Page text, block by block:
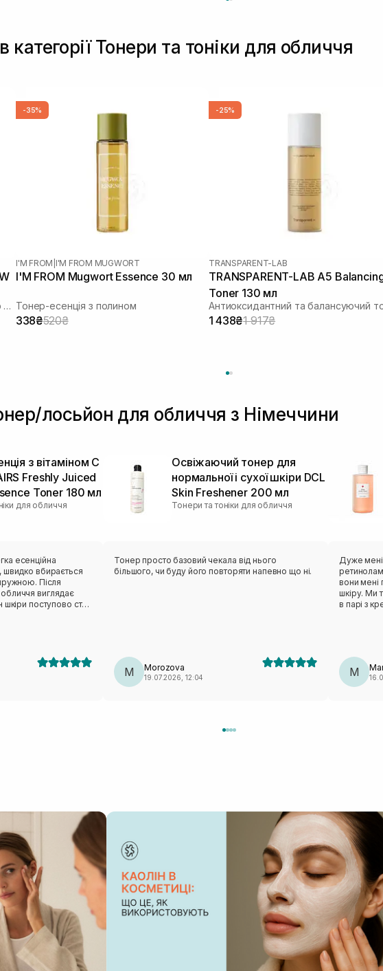
Тонери та тоніки для обличчя
Тонер для обличчя з транексамовою кислотою
-35%
I'M FROM I'M FROM MUGWORT
I'M FROM Mugwort Essence 30 мл
Тонер-есенція з полином
338₴520₴
-25%
TRANSPARENT-LAB
TRANSPARENT-LAB A5
Toner 130 мл
1 438₴1 917₴
лосьйон для обличчя з Німеччини
з вітаміном C
Freshly Juiced
Toner 180 мл
для обличчя
есенційна
швидко вбирається
Після
виглядає
поступово стає
Освіжаючий тонер для
нормальної і сухої шкіри DCL
Skin Freshener 200 мл
Тонери та тоніки для обличчя
Тонер просто базовий чекала від нього
більшого, чи буду його повторяти напевно що ні.
M Morozova
19.07.2026, 12:04
Дуже мені
вони мені
шкіру. Ми
в парі з
M